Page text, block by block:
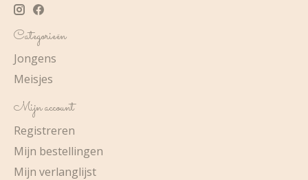
Categorieën
Jongens
Meisjes
Mijn account
Registreren
Mijn bestellingen
Mijn verlanglijst